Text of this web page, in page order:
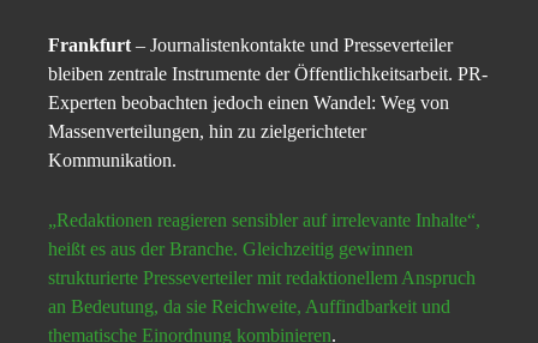
Frankfurt – Journalistenkontakte und Presseverteiler
bleiben zentrale Instrumente der Öffentlichkeitsarbeit. PR-
Experten beobachten jedoch einen Wandel: Weg von
Massenverteilungen, hin zu zielgerichteter
Kommunikation.
„Redaktionen reagieren sensibler auf irrelevante Inhalte“,
heißt es aus der Branche. Gleichzeitig gewinnen
strukturierte Presseverteiler mit redaktionellem Anspruch
an Bedeutung, da sie Reichweite, Auffindbarkeit und
thematische Einordnung kombinieren.